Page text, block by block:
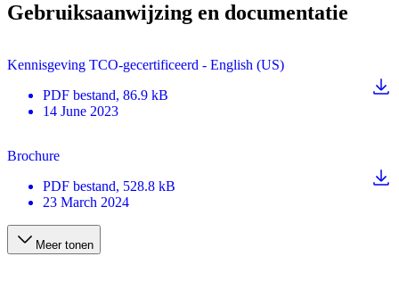
Gebruiksaanwijzing en documentatie
Kennisgeving TCO-gecertificeerd - English (US)
PDF bestand, 86.9 kB
14 June 2023
Brochure
PDF bestand, 528.8 kB
23 March 2024
Meer tonen